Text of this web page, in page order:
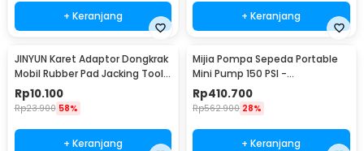
+ Keranjang + Keranjang
JINYUN Karet Adaptor Dongkrak
Mobil Rubber Pad Jacking Tool
Pinch - MJA5
Rp10.100
Rp23.900 58%
+ Keranjang
Mijia Pompa Sepeda Portable
Mini Pump 150 PSI -
MJCQB06QW
Rp410.700
Rp562.900 28%
+ Keranjang